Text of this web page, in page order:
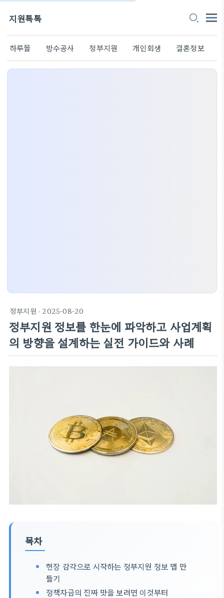
지원톡톡
하루몰 방수공사 정부지원 개인회생 결혼정보
정부지원 · 2025-08-20
정부지원 정보를 한눈에 파악하고 사업계획
의 방향을 설계하는 실전 가이드와 사례
목차
현장 감각으로 시작하는 정부지원 정보 맵 만
들기
정책자금의 진짜 맛을 보려면 이것부터